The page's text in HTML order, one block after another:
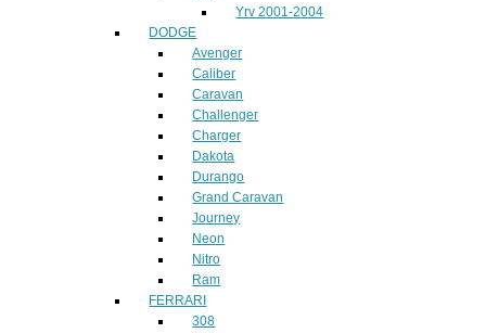
Yrv 2001-2004
DODGE
Avenger
Caliber
Caravan
Challenger
Charger
Dakota
Durango
Grand Caravan
Journey
Neon
Nitro
Ram
FERRARI
308